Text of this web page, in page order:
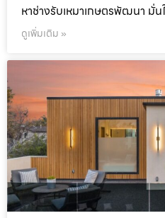
หาช่างรับเหมาเกษตรพัฒนา มั่
ดูเพิ่มเติม »